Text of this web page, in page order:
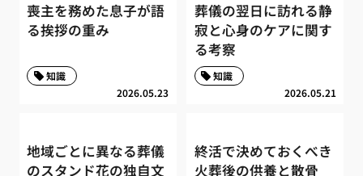
喪主を務めた息子が語
る挨拶の重み
2026.05.23
知識
葬儀の翌日に訪れる静
寂と心身のケアに関す
る考察
2026.05.21
知識
地域ごとに異なる葬儀
のスタンド花の独自文
終活で決めておくべき
火葬後の供養と散骨